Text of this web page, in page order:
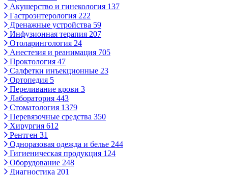
Акушерство и гинекология 137
Гастроэнтерология 222
Дренажные устройства 59
Инфузионная терапия 207
Отоларингология 24
Анестезия и реанимация 705
Проктология 47
Салфетки инъекционные 23
Ортопедия 5
Переливание крови 3
Лаборатория 443
Стоматология 1379
Перевязочные средства 350
Хирургия 612
Рентген 31
Одноразовая одежда и белье 244
Гигиеническая продукция 124
Оборудование 248
Диагностика 201